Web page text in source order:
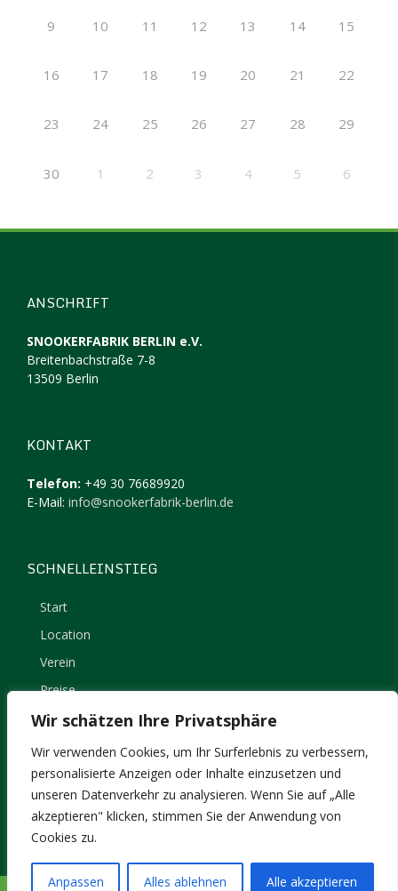
Wir schätzen Ihre Privatsphäre
Wir verwenden Cookies, um Ihr Surferlebnis zu verbessern,
personalisierte Anzeigen oder Inhalte einzusetzen und
unseren Datenverkehr zu analysieren. Wenn Sie auf „Alle
akzeptieren" klicken, stimmen Sie der Anwendung von
Cookies zu.
Anpassen Alles ablehnen Alle akzeptieren
9 10 11 12 13 14 15
16 17 18 19 20 21 22
23 24 25 26 27 28 29
30 1 2 3 4 5 6
ANSCHRIFT
SNOOKERFABRIK BERLIN e.V.
Breitenbachstraße 7-8
13509 Berlin
KONTAKT
Telefon: +49 30 76689920
E-Mail: info@snookerfabrik-berlin.de
SCHNELLEINSTIEG
Start
Location
Verein
Preise
Kontakt
Impressum
Datenschutz